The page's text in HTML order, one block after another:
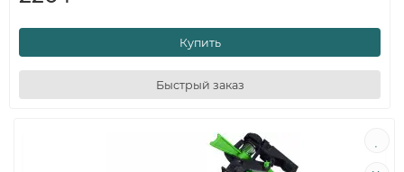
Купить
Быстрый заказ